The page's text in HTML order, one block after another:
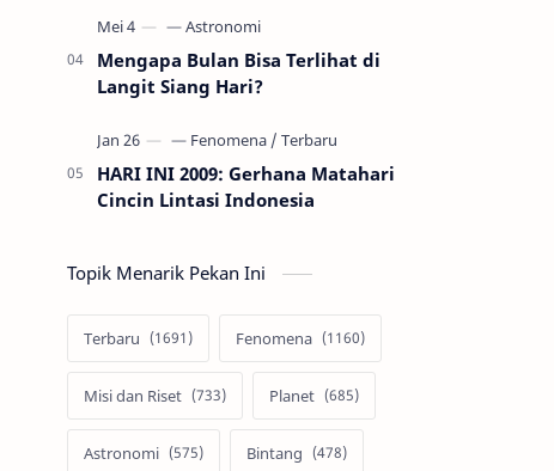
Mengapa Bulan Bisa Terlihat di
Langit Siang Hari?
HARI INI 2009: Gerhana Matahari
Cincin Lintasi Indonesia
Topik Menarik Pekan Ini
Terbaru Fenomena
Misi dan Riset Planet
Astronomi Bintang